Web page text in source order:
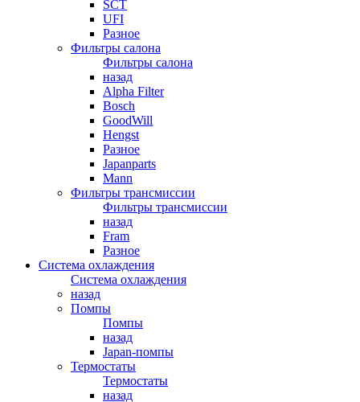
SCT
UFI
Разное
Фильтры салона
Фильтры салона
назад
Alpha Filter
Bosch
GoodWill
Hengst
Разное
Japanparts
Mann
Фильтры трансмиссии
Фильтры трансмиссии
назад
Fram
Разное
Система охлаждения
Система охлаждения
назад
Помпы
Помпы
назад
Japan-помпы
Термостаты
Термостаты
назад